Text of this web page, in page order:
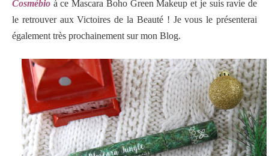
Cosmébio à ce Mascara Boho Green Makeup et je suis ravie de
le retrouver aux Victoires de la Beauté ! Je vous le présenterai
également très prochainement sur mon Blog.